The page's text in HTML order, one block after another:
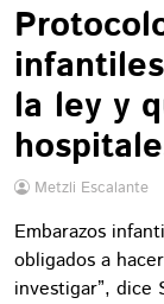
la ley y
Metzli Escalante
Embarazos
obligados a
investigar”, dice